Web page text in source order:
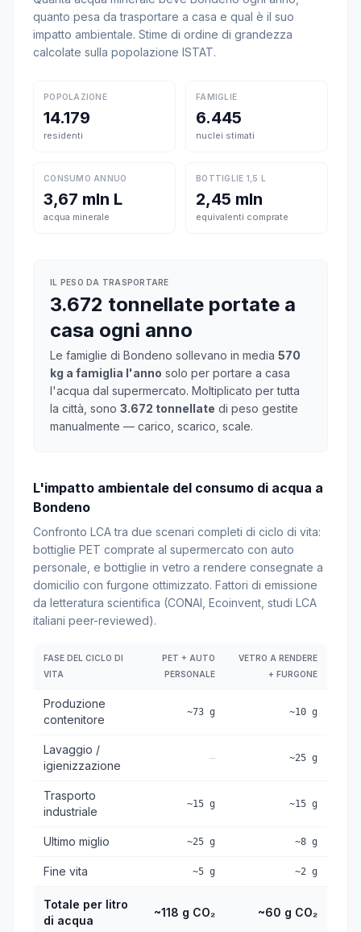
quanto pesa da trasportare a casa e qual è il suo
impatto ambientale. Stime di ordine di grandezza
calcolate sulla popolazione ISTAT.
POPOLAZIONE
14.179
residenti
FAMIGLIE
6.445
nuclei stimati
CONSUMO ANNUO
3,67 mln L
acqua minerale
BOTTIGLIE 1,5 L
2,45 mln
equivalenti comprate
IL PESO DA TRASPORTARE
3.672 tonnellate portate a
casa ogni anno
Le famiglie di Bondeno sollevano in media 570
kg a famiglia l'anno solo per portare a casa
l'acqua dal supermercato. Moltiplicato per tutta
la città, sono 3.672 tonnellate di peso gestite
manualmente — carico, scarico, scale.
L'impatto ambientale del consumo di acqua a
Bondeno
Confronto LCA tra due scenari completi di ciclo di vita:
bottiglie PET comprate al supermercato con auto
personale, e bottiglie in vetro a rendere consegnate a
domicilio con furgone ottimizzato. Fattori di emissione
da letteratura scientifica (CONAI, Ecoinvent, studi LCA
italiani peer-reviewed).
FASE DEL CICLO DI
VITA
PET + AUTO
PERSONALE
VETRO A RENDERE
+ FURGONE
Produzione
contenitore
~73 g ~10 g
Lavaggio /
igienizzazione
— ~25 g
Trasporto
industriale
~15 g ~15 g
Ultimo miglio ~25 g ~8 g
Fine vita ~5 g ~2 g
Totale per litro
di acqua
~118 g CO₂ ~60 g CO₂